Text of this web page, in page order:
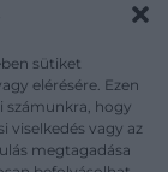
sütiket
elérésére. Ezen
számunkra, hogy
viselkedés vagy az
megtagadása